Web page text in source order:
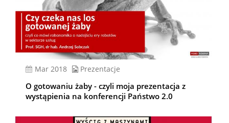
mar 2018 Prezentacje
O gotowaniu żaby - czyli moja prezentacja z
wystąpienia na konferencji Państwo 2.0